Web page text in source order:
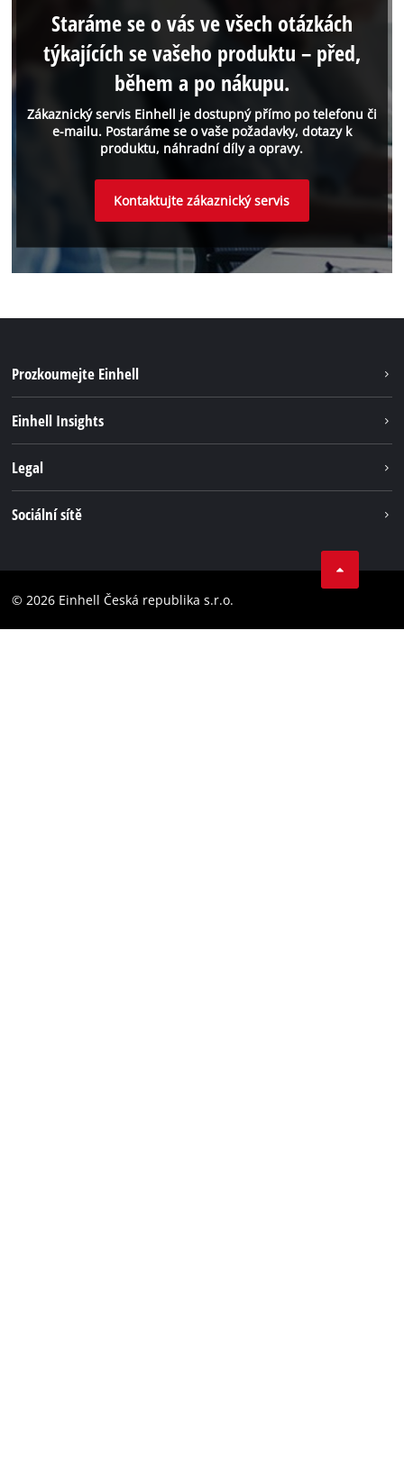
Zákaznický servis Einhell je dostupný přímo po telefonu či
e-mailu. Postaráme se o vaše požadavky, dotazy k
produktu, náhradní díly a opravy.
Staráme se o vás ve všech otázkách
týkajících se vašeho produktu – před,
během a po nákupu.
Kontaktujte zákaznický servis
Prozkoumejte Einhell
Systém akumulátorů
Einhell Insights
Einhell celosvětově
Legal
Prohlášení o přístupnosti
Sociální sítě
Instagram
© 2026 Einhell Česká republika s.r.o.